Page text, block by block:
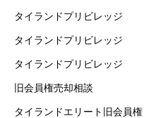
タイランドプリビレッジ
タイランドプリビレッジ
タイランドプリビレッジ
旧会員権売却相談
タイランドエリート旧会員権